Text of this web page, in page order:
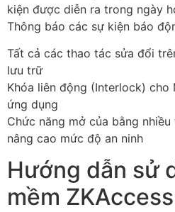
kiện được diễn ra trong ngày
Thông báo các sự kiện báo
Tất cả các thao tác sửa đổi
lưu trữ
Khóa liên động (Interlock) cho
ứng dụng
Chức năng mở của bằng
nâng cao mức độ an ninh
Hướng dẫn sử
mềm